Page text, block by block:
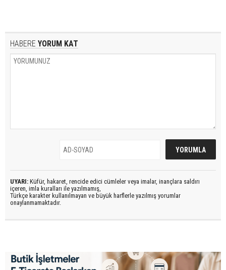
HABERE YORUM KAT
UYARI: Küfür, hakaret, rencide edici cümleler veya imalar, inançlara saldırı
içeren, imla kuralları ile yazılmamış,
Türkçe karakter kullanılmayan ve büyük harflerle yazılmış yorumlar
onaylanmamaktadır.